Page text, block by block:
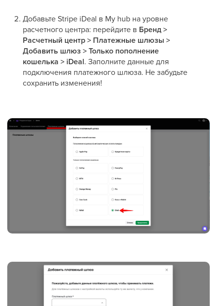
Добавьте Stripe iDeal в My hub на уровне
расчетного центра: перейдите в Бренд >
Расчетный центр > Платежные шлюзы >
Добавить шлюз > Только пополнение
кошелька > iDeal. Заполните данные для
подключения платежного шлюза. Не забудьте
сохранить изменения!